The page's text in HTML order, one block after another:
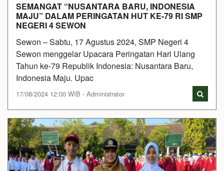
SEMANGAT “NUSANTARA BARU, INDONESIA
MAJU” DALAM PERINGATAN HUT KE-79 RI SMP
NEGERI 4 SEWON
Sewon – Sabtu, 17 Agustus 2024, SMP Negeri 4
Sewon menggelar Upacara Peringatan Hari Ulang
Tahun ke-79 Republik Indonesia: Nusantara Baru,
Indonesia Maju. Upac
17/08/2024 12:00 WIB - Administrator